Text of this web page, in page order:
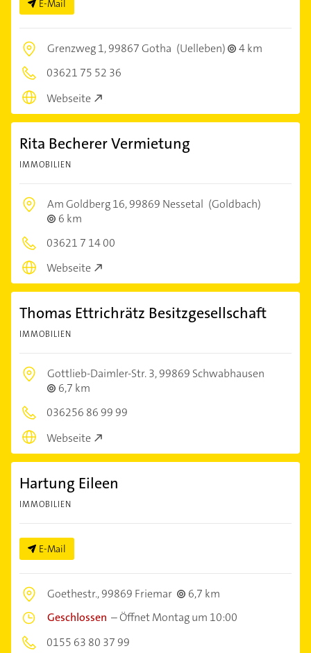
E-Mail
Grenzweg 1,99867 Gotha (Uelleben)
4 km
03621 75 52 36
Webseite
Rita Becherer Vermietung
IMMOBILIEN
Am Goldberg 16,99869 Nessetal (Goldbach)
6 km
03621 7 14 00
Webseite
Thomas Ettrichrätz Besitzgesellschaft
IMMOBILIEN
Gottlieb-Daimler-Str. 3,99869 Schwabhausen
6,7 km
036256 86 99 99
Webseite
Hartung Eileen
IMMOBILIEN
E-Mail
Goethestr.,99869 Friemar
6,7 km
Geschlossen –Öffnet Montag um 10:00
0155 63 80 37 99